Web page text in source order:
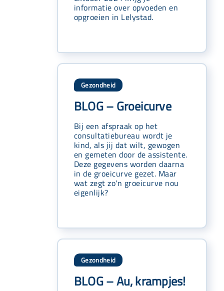
informatie over opvoeden en
opgroeien in Lelystad.
Gezondheid
BLOG – Groeicurve
Bij een afspraak op het
consultatiebureau wordt je
kind, als jij dat wilt, gewogen
en gemeten door de assistente.
Deze gegevens worden daarna
in de groeicurve gezet. Maar
wat zegt zo'n groeicurve nou
eigenlijk?
Gezondheid
BLOG – Au, krampjes!